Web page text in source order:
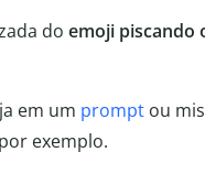
do emoji piscando
em um prompt ou
exemplo.